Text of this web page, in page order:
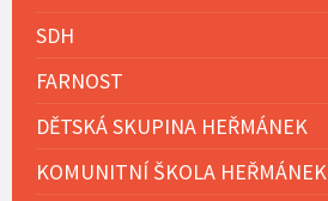
SDH
FARNOST
DĚTSKÁ SKUPINA HEŘMÁNEK
KOMUNITNÍ ŠKOLA HEŘMÁNEK